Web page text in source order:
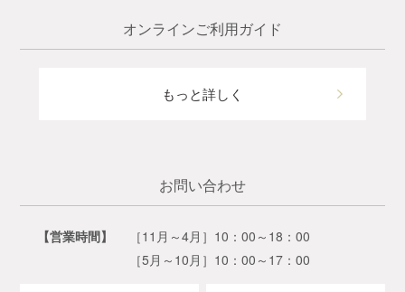
オンラインご利用ガイド
もっと詳しく
お問い合わせ
【営業時間】
［11月～4月］10：00～18：00
［5月～10月］10：00～17：00